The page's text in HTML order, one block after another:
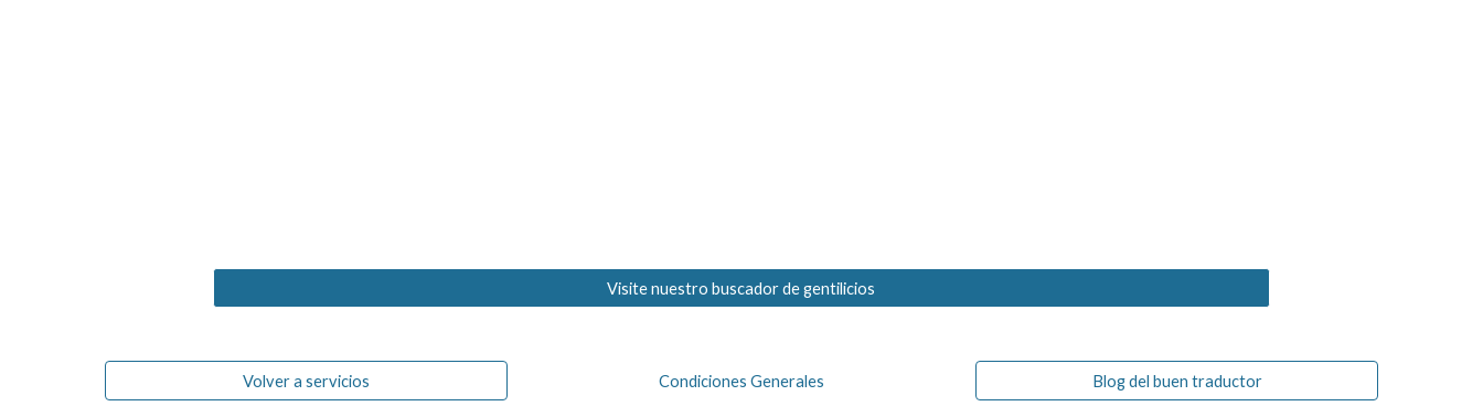
Visite nuestro buscador de gentilicios
Volver a servicios Condiciones Generales Blog del buen traductor